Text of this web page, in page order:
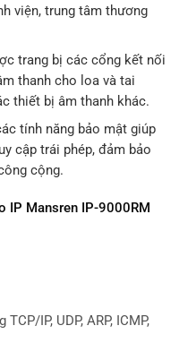
viện, trung tâm thương
trang bị các cổng kết nối
thanh cho loa và tai
thiết bị âm thanh khác.
tính năng bảo mật giúp
cập trái phép, đảm bảo
cộng.
IP Mansren IP-9000RM
IP, UDP, ARP, ICMP,